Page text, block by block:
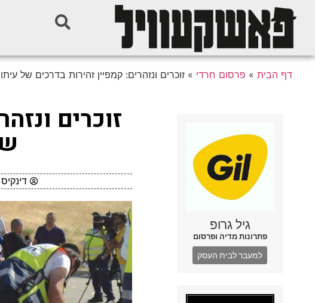
דף הבית » פרסום חרדי »זוכרים ונזהרים: קמפיין זהירות בדרכים של
גיל גרופ
פתרונות מדיה ופרסום
למעבר לבית העסק
זוכרים
דינקיס